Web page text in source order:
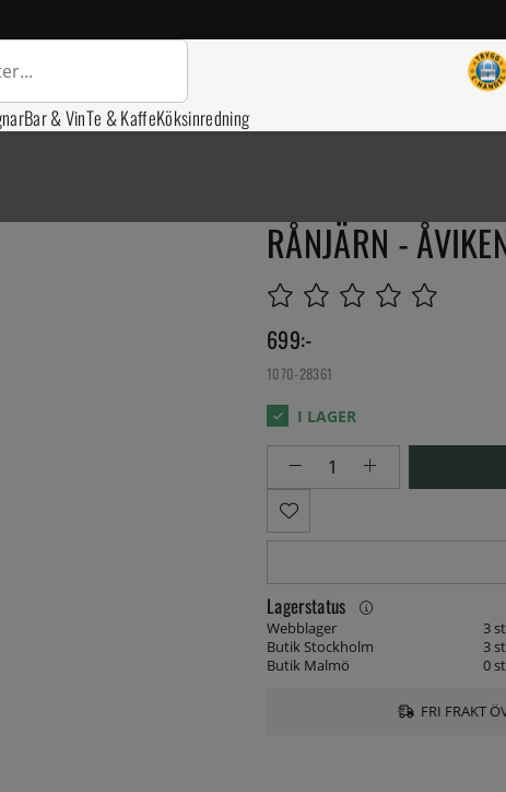
Bar & VinTe & KaffeKöksinredning
RÅNJÄRN -
699:-
1070-28361
Lagerstatus
Webblager
3 st
Butik Stockholm
3 st
Butik Malmö
0 st
FRI FRAKT